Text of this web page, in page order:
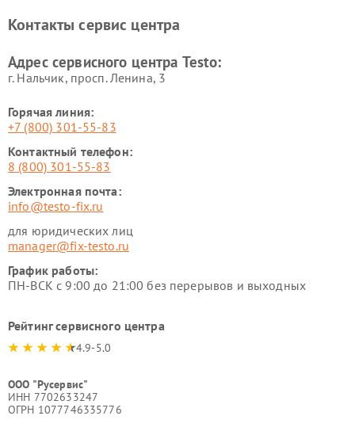
Контакты сервис центра
Адрес сервисного центра Testo:
г. Нальчик, просп. Ленина, 3
Горячая линия:
+7 (800) 301-55-83
Контактный телефон:
8 (800) 301-55-83
Электронная почта:
info@testo-fix.ru
для юридических лиц
manager@fix-testo.ru
График работы:
ПН-ВСК с 9:00 до 21:00 без перерывов и выходных
Рейтинг сервисного центра
4.9-5.0
ООО "Русервис"
ИНН 7702633247
ОГРН 1077746335776